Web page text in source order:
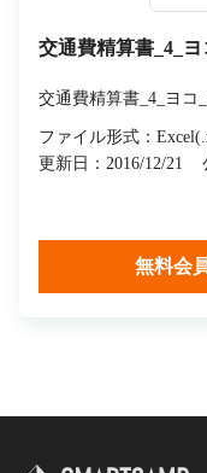
交通費精算書_4_
交通費精算書_4_ヨコ
ファイル形式：
更新日：2016/12/21
無料会